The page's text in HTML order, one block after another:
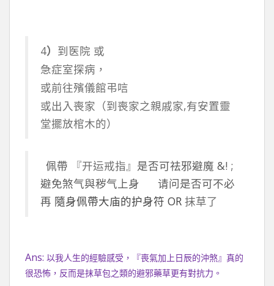
4） 到医院 或
急症室探病，
或前往殯儀館弔唁
或出入喪家（到喪家之親戚家,有安置靈
堂擺放棺木的）
佩帶 『开运戒指』 是否可祛邪避魔 &! ;
避免煞气與秽气上身 请问是否可不必
再 隨身佩帶大庙的护身符 OR 抹草了
Ans: 以我人生的經驗感受，『喪氣加上日辰的沖煞』真的
很恐怖，反而是抹草包之類的避邪藥草更有對抗力。